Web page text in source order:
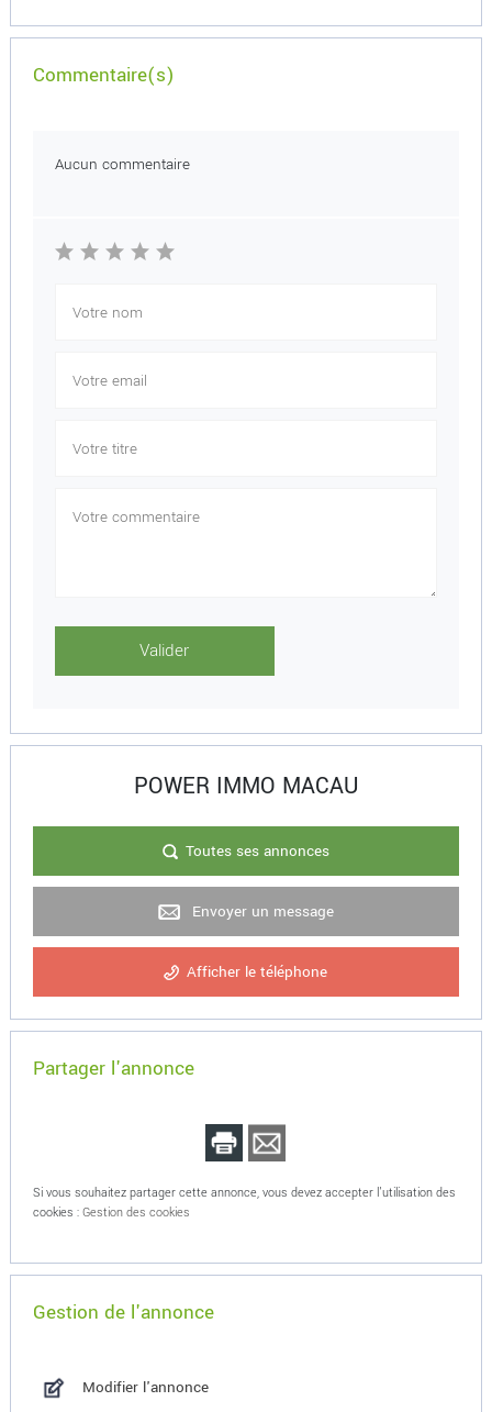
Commentaire(s)
Aucun commentaire
POWER IMMO MACAU
Toutes ses annonces
Envoyer un message
Afficher le téléphone
Partager l'annonce
Si vous souhaitez partager cette annonce, vous devez accepter l'utilisation des
cookies : Gestion des cookies
Gestion de l'annonce
Modifier l'annonce